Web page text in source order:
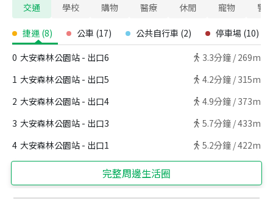
交通 學校 購物 醫療 休閒 寵物 警
捷運 (8) 公車 (17) 公共自行車 (2) 停車場 (10)
0 大安森林公園站 - 出口6 3.3分鐘 / 269m
1 大安森林公園站 - 出口5 4.2分鐘 / 315m
2 大安森林公園站 - 出口4 4.9分鐘 / 373m
3 大安森林公園站 - 出口3 5.7分鐘 /433m
4 大安森林公園站 - 出口1 5.2分鐘 /422m
完整周邊生活圈